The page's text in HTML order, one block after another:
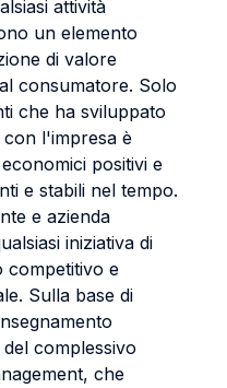
attività
un elemento
di valore
consumatore. Solo
che ha sviluppato
l'impresa è
positivi e
e stabili nel tempo.
e azienda
iniziativa di
competitivo e
Sulla base di
complessivo
che